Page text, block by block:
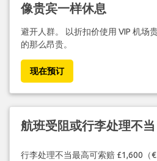
像贵宾一样休息
避开人群。 以折扣价使用 VIP 机场
的那么昂贵。
现在预订
航班受阻或行李处理不当
行李处理不当最高可索赔 £1,600（